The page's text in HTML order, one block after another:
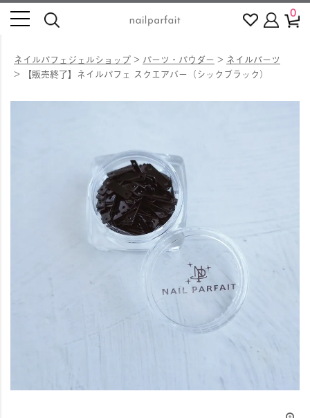
0
ネイルパフェジェルショップ パーツ・パウダー
ネイルパーツ
【販売終了】ネイルパフェ スクエアバー（シックブラック）